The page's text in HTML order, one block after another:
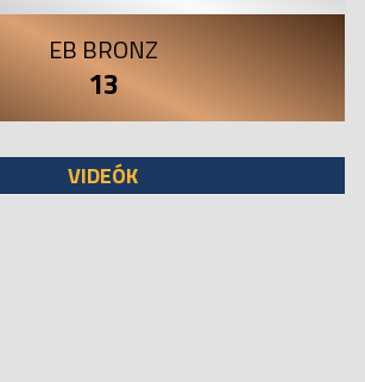
EB BRONZ
13
VIDEÓK